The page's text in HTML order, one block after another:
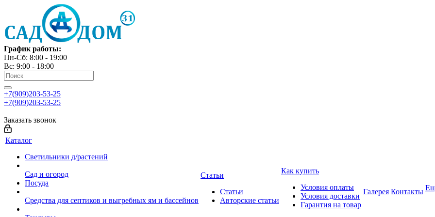
График работы:
Пн-Сб: 8:00 - 19:00
Вс: 9:00 - 18:00
+7(909)203-53-25
+7(909)203-53-25
Заказать звонок
Каталог
Светильники д/растений
Сад и огород
Посуда
Средства для септиков и выгребных ям и бассейнов
Статьи
Статьи
Авторские статьи
Как купить
Условия оплаты
Условия доставки
Гарантия на товар
Галерея Контакты